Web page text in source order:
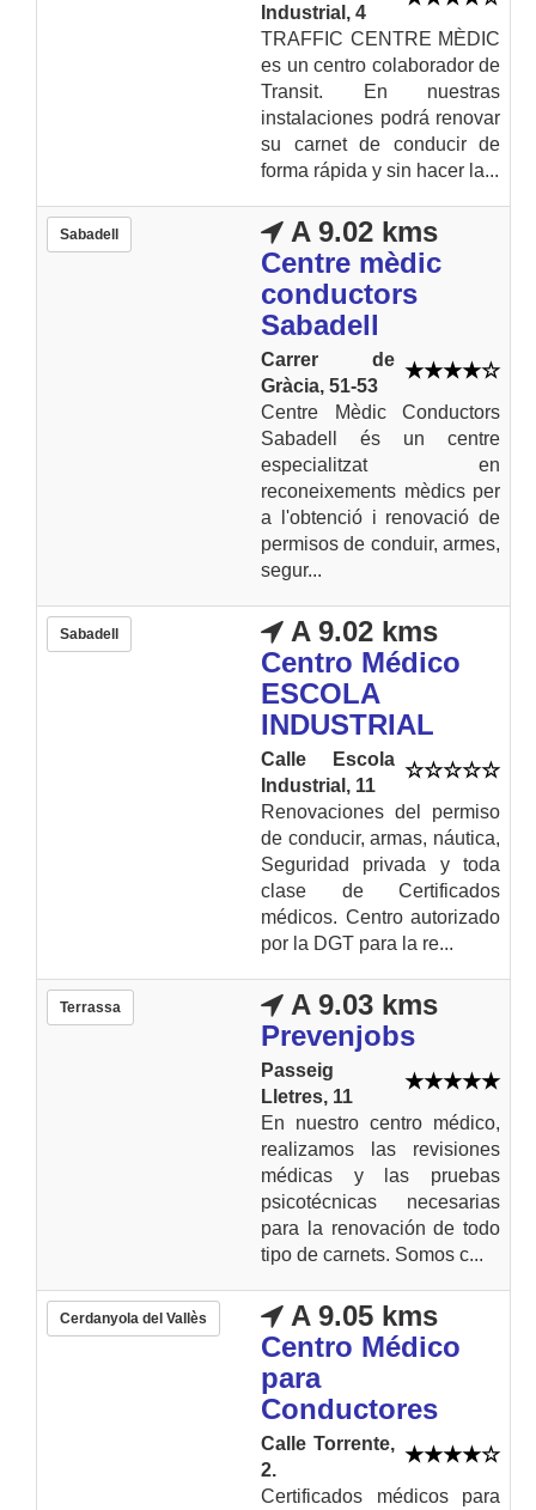
Industrial, 4
TRAFFIC CENTRE MÈDIC
es un centro colaborador de
Transit. En nuestras
instalaciones podrá renovar
su carnet de conducir de
forma rápida y sin hacer la...
Sabadell
A 9.02 kms
Centre mèdic
conductors
Sabadell
Carrer de
Gràcia, 51-53
Centre Mèdic Conductors
Sabadell és un centre
especialitzat en
reconeixements mèdics per
a l'obtenció i renovació de
permisos de conduir, armes,
segur...
Sabadell
A 9.02 kms
Centro Médico
ESCOLA
INDUSTRIAL
Calle Escola
Industrial, 11
Renovaciones del permiso
de conducir, armas, náutica,
Seguridad privada y toda
clase de Certificados
médicos. Centro autorizado
por la DGT para la re...
Terrassa
A 9.03 kms
Prevenjobs
Passeig
Lletres, 11
En nuestro centro médico,
realizamos las revisiones
médicas y las pruebas
psicotécnicas necesarias
para la renovación de todo
tipo de carnets. Somos c...
Cerdanyola del Vallès
A 9.05 kms
Centro Médico
para
Conductores
Calle Torrente,
2.
Certificados médicos para